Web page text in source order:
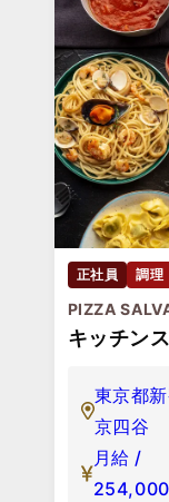
正社員 調理
PIZZA
キッチン
東京都
京四谷
月給 /
254,000